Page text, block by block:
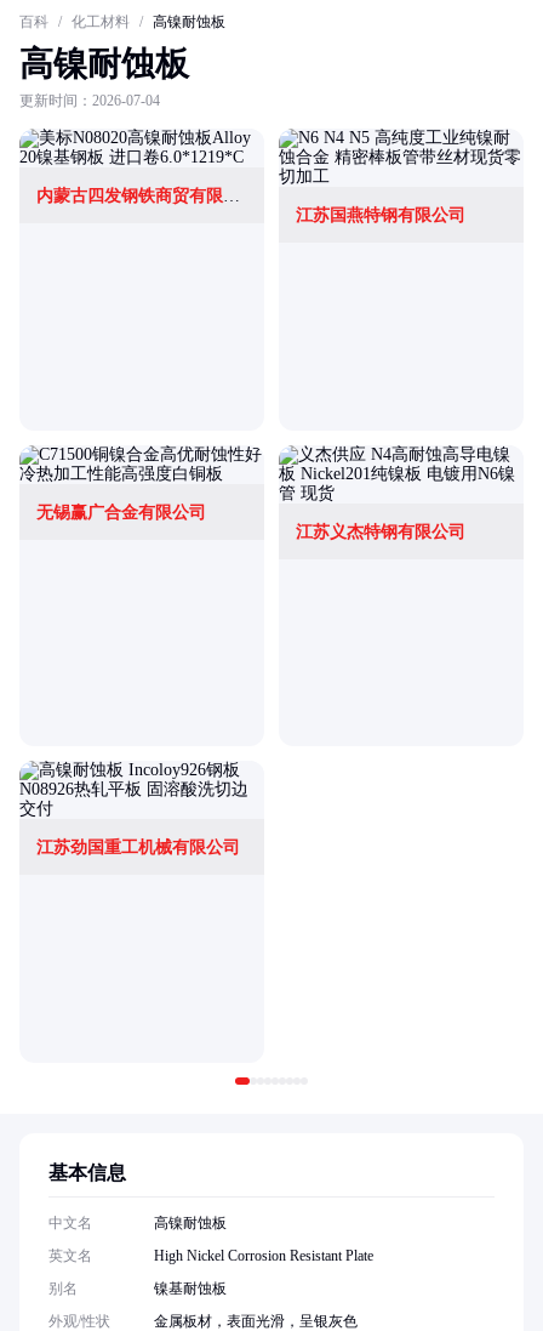
百科 / 化工材料 / 高镍耐蚀板
高镍耐蚀板
更新时间：2026-07-04
内蒙古四发钢铁商贸有限公司
江苏国燕特钢有限公司
无锡赢广合金有限公司
江苏义杰特钢有限公司
江苏劲国重工机械有限公司
基本信息
中文名
高镍耐蚀板
英文名
High Nickel Corrosion Resistant Plate
别名
镍基耐蚀板
外观/性状
金属板材，表面光滑，呈银灰色